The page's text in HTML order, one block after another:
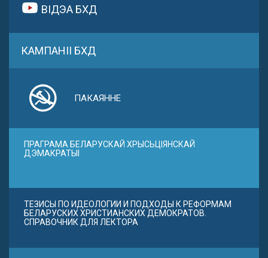
ВІДЭА БХД
КАМПАНІІ БХД
ПАКАЯННЕ
ПРАГРАМА БЕЛАРУСКАЙ ХРЫСЬЦІЯНСКАЙ
ДЭМАКРАТЫІ
ТЕЗИСЫ ПО ИДЕОЛОГИИ И ПОДХОДЫ К РЕФОРМАМ
БЕЛАРУСКИХ ХРИСТИАНСКИХ ДЕМОКРАТОВ.
СПРАВОЧНИК ДЛЯ ЛЕКТОРА